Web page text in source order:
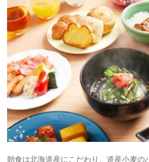
朝食は北海道産にこだわり、道産小麦の